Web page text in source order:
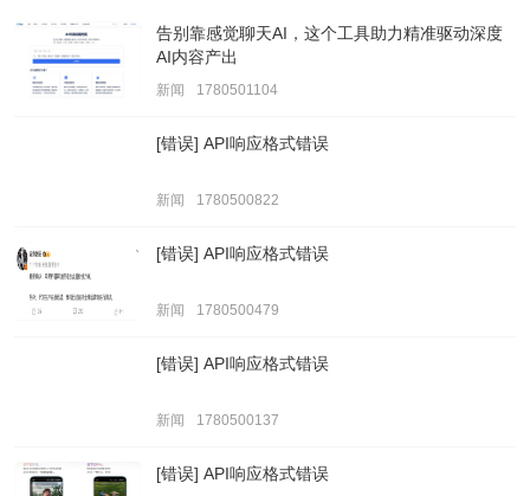
告别靠感觉聊天AI，这个工具助力精准驱动深度
AI内容产出
新闻 1780501104
[错误] API响应格式错误
新闻 1780500822
[错误] API响应格式错误
新闻 1780500479
[错误] API响应格式错误
新闻 1780500137
[错误] API响应格式错误